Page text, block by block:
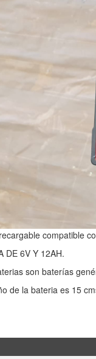
compatible
DE 6V Y 12AH.
son baterías
de la bateria es 15